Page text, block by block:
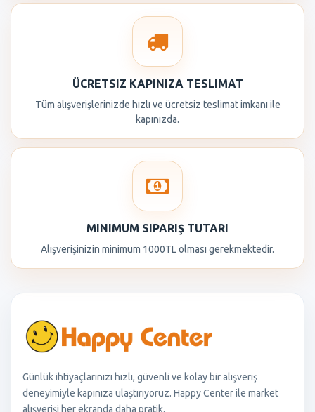
ÜCRETSIZ KAPINIZA TESLIMAT
Tüm alışverişlerinizde hızlı ve ücretsiz teslimat imkanı ile
kapınızda.
MINIMUM SIPARIŞ TUTARI
Alışverişinizin minimum 1000TL olması gerekmektedir.
Günlük ihtiyaçlarınızı hızlı, güvenli ve kolay bir alışveriş
deneyimiyle kapınıza ulaştırıyoruz. Happy Center ile market
alışverişi her ekranda daha pratik.